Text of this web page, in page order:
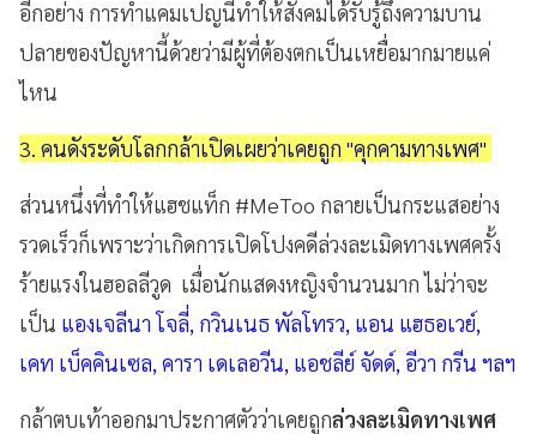
อีกอย่าง การทำแคมเปญนี้ทำให้สังคมได้รับรู้ถึงความบาน
ปลายของปัญหานี้ด้วยว่ามีผู้ที่ต้องตกเป็นเหยื่อมากมายแค่
ไหน
3. คนดังระดับโลกกล้าเปิดเผยว่าเคยถูก "คุกคามทางเพศ"
ส่วนหนึ่งที่ทำให้แฮชแท็ก #MeToo กลายเป็นกระแสอย่าง
รวดเร็วก็เพราะว่าเกิดการเปิดโปงคดีล่วงละเมิดทางเพศครั้ง
ร้ายแรงในฮอลลีวูด เมื่อนักแสดงหญิงจำนวนมาก ไม่ว่าจะ
เป็น แองเจลีนา โจลี่, กวินเนธ พัลโทรว, แอน แฮธอเวย์,
เคท เบ็คคินเซล, คารา เดเลอวีน, แอชลีย์ จัดด์, อีวา กรีน ฯลฯ
กล้าตบเท้าออกมาประกาศตัวว่าเคยถูกล่วงละเมิดทางเพศ